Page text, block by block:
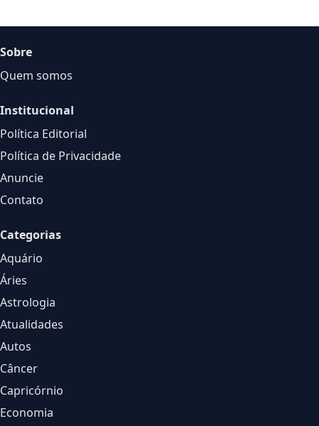
Sobre
Quem somos
Institucional
Política Editorial
Política de Privacidade
Anuncie
Contato
Categorias
Aquário
Áries
Astrologia
Atualidades
Autos
Câncer
Capricórnio
Economia